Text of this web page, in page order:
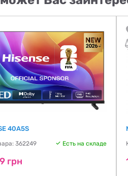
40A5S
362249 Есть на складе
грн